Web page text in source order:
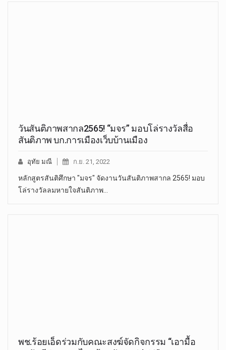
วันสันติภาพสากล2565! “มจร” มอบโล่รางวัลสื่อ
สันติภาพ บก.การเมืองเว็บบ้านเมือง
อุทัย มณี ก.ย. 21, 2022
หลักสูตรสันติศึกษา "มจร" จัดงานวันสันติภาพสากล 2565! มอบ
โล่รางวัลลมหายใจสันติภาพ…
พช.ร้อยเอ็ดร่วมกับคณะสงฆ์จัดกิจกรรม “เอามื้อ